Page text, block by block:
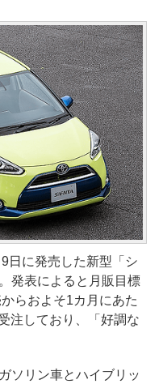
日に発売した新型「シ
発表によると月販目標
らおよそ1カ月にあた
注しており、「好調な
ソリン車とハイブリッ